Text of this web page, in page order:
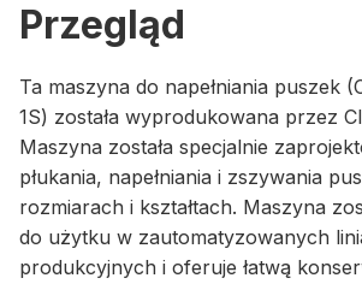
Przegląd
Ta maszyna do napełniania puszek
1S) została wyprodukowana przez
Maszyna została specjalnie
płukania, napełniania i zszywania
rozmiarach i kształtach. Maszyna
do użytku w zautomatyzowanych
produkcyjnych i oferuje łatwą